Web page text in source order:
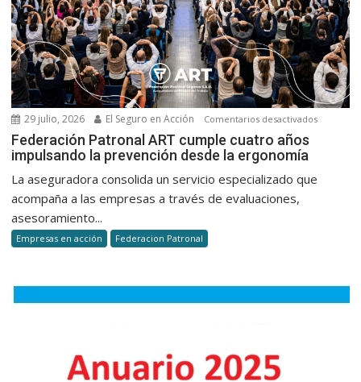
autos
29 julio, 2026 El Seguro en Acción Comentarios desactivadosen
Federación Patronal ART cumple cuatro años
impulsando la prevención desde la ergonomía
La aseguradora consolida un servicio especializado que
acompaña a las empresas a través de evaluaciones,
asesoramiento...
Empresas en acción Federacion Patronal